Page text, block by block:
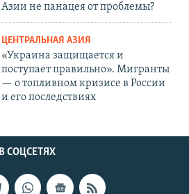
Азии не панацея от проблемы?
ЦЕНТРАЛЬНАЯ АЗИЯ
«Украина защищается и
поступает правильно». Мигранты
— о топливном кризисе в России
и его последствиях
СОЦСЕТЯХ